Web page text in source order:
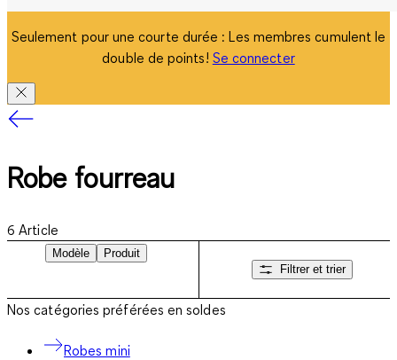
Seulement pour une courte durée : Les membres cumulent le
double de points! Se connecter
Robe fourreau
6 Article
Modèle
Produit
Filtrer et trier
Nos catégories préférées en soldes
Robes mini